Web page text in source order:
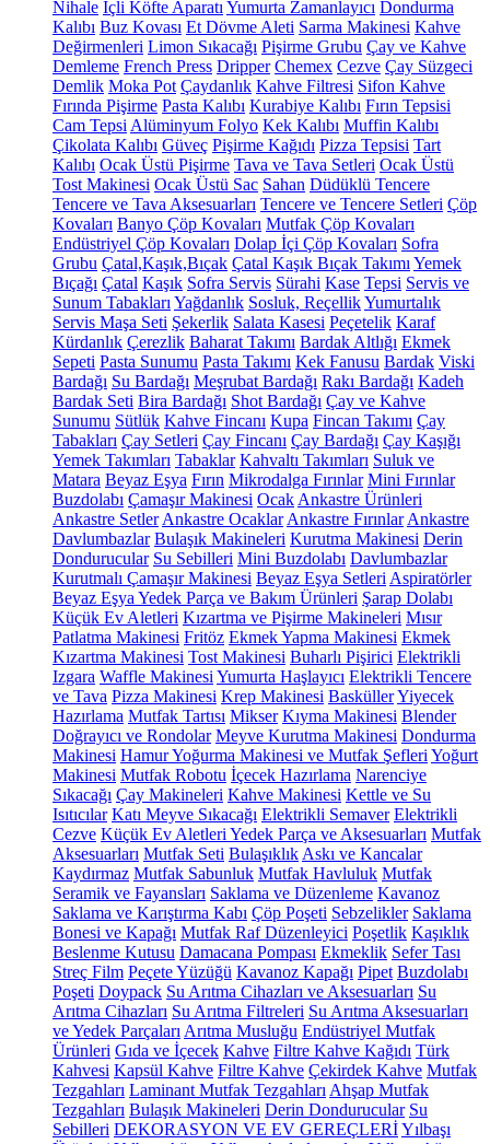
Nihale İçli Köfte Aparatı Yumurta Zamanlayıcı Dondurma
Kalıbı Buz Kovası Et Dövme Aleti Sarma Makinesi Kahve
Değirmenleri Limon Sıkacağı Pişirme Grubu Çay ve Kahve
Demleme French Press Dripper Chemex Cezve Çay Süzgeci
Demlik Moka Pot Çaydanlık Kahve Filtresi Sifon Kahve
Fırında Pişirme Pasta Kalıbı Kurabiye Kalıbı Fırın Tepsisi
Cam Tepsi Alüminyum Folyo Kek Kalıbı Muffin Kalıbı
Çikolata Kalıbı Güveç Pişirme Kağıdı Pizza Tepsisi Tart
Kalıbı Ocak Üstü Pişirme Tava ve Tava Setleri Ocak Üstü
Tost Makinesi Ocak Üstü Sac Sahan Düdüklü Tencere
Tencere ve Tava Aksesuarları Tencere ve Tencere Setleri Çöp
Kovaları Banyo Çöp Kovaları Mutfak Çöp Kovaları
Endüstriyel Çöp Kovaları Dolap İçi Çöp Kovaları Sofra
Grubu Çatal,Kaşık,Bıçak Çatal Kaşık Bıçak Takımı Yemek
Bıçağı Çatal Kaşık Sofra Servis Sürahi Kase Tepsi Servis ve
Sunum Tabakları Yağdanlık Sosluk, ReçellikYumurtalık
Servis Maşa Seti Şekerlik Salata Kasesi Peçetelik Karaf
Kürdanlık Çerezlik Baharat Takımı Bardak Altlığı Ekmek
Sepeti Pasta Sunumu Pasta Takımı Kek Fanusu Bardak Viski
Bardağı Su Bardağı Meşrubat Bardağı Rakı Bardağı Kadeh
Bardak Seti Bira Bardağı Shot Bardağı Çay ve Kahve
Sunumu Sütlük Kahve Fincanı Kupa Fincan Takımı Çay
Tabakları Çay Setleri Çay Fincanı Çay Bardağı Çay Kaşığı
Yemek Takımları Tabaklar Kahvaltı Takımları Suluk ve
Matara Beyaz Eşya Fırın Mikrodalga Fırınlar Mini Fırınlar
Buzdolabı Çamaşır Makinesi Ocak Ankastre Ürünleri
Ankastre Setler Ankastre Ocaklar Ankastre Fırınlar Ankastre
Davlumbazlar Bulaşık Makineleri Kurutma Makinesi Derin
Dondurucular Su Sebilleri Mini Buzdolabı Davlumbazlar
Kurutmalı Çamaşır Makinesi Beyaz Eşya Setleri Aspiratörler
Beyaz Eşya Yedek Parça ve Bakım Ürünleri Şarap Dolabı
Küçük Ev Aletleri Kızartma ve Pişirme Makineleri Mısır
Patlatma Makinesi Fritöz Ekmek Yapma Makinesi Ekmek
Kızartma Makinesi Tost Makinesi Buharlı Pişirici Elektrikli
Izgara Waffle Makinesi Yumurta Haşlayıcı Elektrikli Tencere
ve Tava Pizza Makinesi Krep Makinesi BasküllerYiyecek
Hazırlama Mutfak Tartısı Mikser Kıyma Makinesi Blender
Doğrayıcı ve Rondolar Meyve Kurutma Makinesi Dondurma
Makinesi Hamur Yoğurma Makinesi ve Mutfak Şefleri Yoğurt
Makinesi Mutfak Robotu İçecek Hazırlama Narenciye
Sıkacağı Çay Makineleri Kahve Makinesi Kettle ve Su
Isıtıcılar Katı Meyve Sıkacağı Elektrikli Semaver Elektrikli
Cezve Küçük Ev Aletleri Yedek Parça ve Aksesuarları Mutfak
Aksesuarları Mutfak Seti Bulaşıklık Askı ve Kancalar
Kaydırmaz Mutfak Sabunluk Mutfak Havluluk Mutfak
Seramik ve Fayansları Saklama ve Düzenleme Kavanoz
Saklama ve Karıştırma Kabı Çöp Poşeti Sebzelikler Saklama
Bonesi ve Kapağı Mutfak Raf Düzenleyici Poşetlik Kaşıklık
Beslenme Kutusu Damacana Pompası Ekmeklik Sefer Tası
Streç Film Peçete Yüzüğü Kavanoz Kapağı Pipet Buzdolabı
Poşeti Doypack Su Arıtma Cihazları ve Aksesuarları Su
Arıtma Cihazları Su Arıtma Filtreleri Su Arıtma Aksesuarları
ve Yedek Parçaları Arıtma Musluğu Endüstriyel Mutfak
Ürünleri Gıda ve İçecek Kahve Filtre Kahve Kağıdı Türk
Kahvesi Kapsül Kahve Filtre Kahve Çekirdek Kahve Mutfak
Tezgahları Laminant Mutfak Tezgahları Ahşap Mutfak
Tezgahları Bulaşık Makineleri Derin Dondurucular Su
Sebilleri DEKORASYON VE EV GEREÇLERİYılbaşı